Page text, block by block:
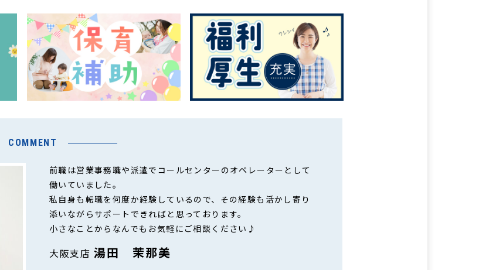
COMMENT
前職は営業事務職や派遣でコールセンターのオペレーターとして
働いていました。
私自身も転職を何度か経験しているので、その経験も活かし寄り
添いながらサポートできればと思っております。
小さなことからなんでもお気軽にご相談ください♪
大阪支店 湯田 茉那美